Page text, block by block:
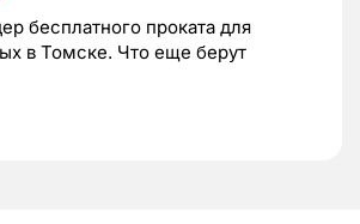
бесплатного проката для
в Томске. Что еще берут